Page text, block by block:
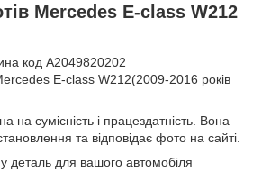
Mercedes E-class W212
код A2049820202
E-class W212(2009-2016 років
на сумісність і працездатність. Вона
та відповідає фото на сайті.
деталь для вашого автомобіля